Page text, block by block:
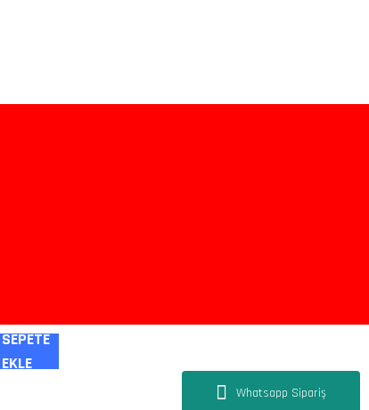
Whatsapp Sipariş
SEPETE
EKLE